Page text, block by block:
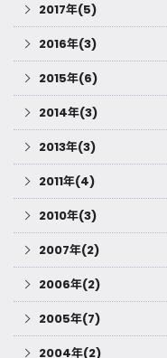
2017年(5)
2016年(3)
2015年(6)
2014年(3)
2013年(3)
2011年(4)
2010年(3)
2007年(2)
2006年(2)
2005年(7)
2004年(2)